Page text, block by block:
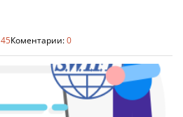
Коментарии:0